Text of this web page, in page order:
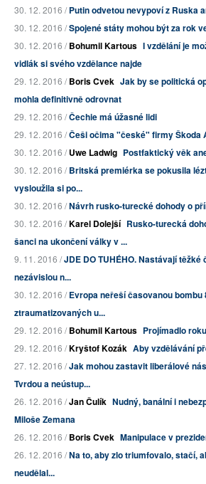
30. 12. 2016 /Putin odvetou nevypoví z Ruska
30. 12. 2016 /Spojené státy mohou být za rok
30. 12. 2016 /Bohumil Kartous I vzdělání je
vidlák si svého vzdělance najde
29. 12. 2016 /Boris Cvek Jak by se politická
mohla definitivně odrovnat
29. 12. 2016 /Čechie má úžasné lidi
29. 12. 2016 /Češi očima "české" firmy Škoda
30. 12. 2016 /Uwe Ladwig Postfaktický věk
30. 12. 2016 /Britská premiérka se pokusila
vysloužila si po...
30. 12. 2016 /Návrh rusko-turecké dohody o
30. 12. 2016 /Karel Dolejší Rusko-turecká
šanci na ukončení války v ...
9. 11. 2016 /JDE DO TUHÉHO. Nastávají
nezávislou n...
30. 12. 2016 /Evropa neřeší časovanou
ztraumatizovaných u...
29. 12. 2016 /Bohumil Kartous Projímadlo
29. 12. 2016 /Kryštof Kozák Aby vzdělávání
27. 12. 2016 /Jak mohou zastavit liberálové
Tvrdou a neústup...
26. 12. 2016 /Jan Čulík Nudný, banální i
Miloše Zemana
26. 12. 2016 /Boris Cvek Manipulace v
26. 12. 2016 /Na to, aby zlo triumfovalo, stačí,
neudělal...